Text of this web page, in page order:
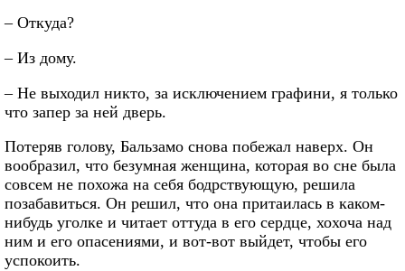
– Откуда?
– Из дому.
– Не выходил никто, за исключением графини, я только
что запер за ней дверь.
Потеряв голову, Бальзамо снова побежал наверх. Он
вообразил, что безумная женщина, которая во сне была
совсем не похожа на себя бодрствующую, решила
позабавиться. Он решил, что она притаилась в каком-
нибудь уголке и читает оттуда в его сердце, хохоча над
ним и его опасениями, и вот-вот выйдет, чтобы его
успокоить.